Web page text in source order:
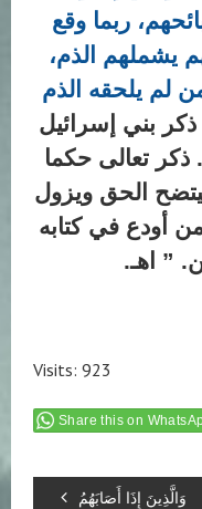
ربما وقع
يشملهم الذم،
لم يلحقه الذم
ذكر بني إسرائيل
تعالى حكما
الحق ويزول
أودع في كتابه
” اهـ.
Visits: 923
Share this on
وَالَّذِينَ إِذَا أَصَابَهُمُ